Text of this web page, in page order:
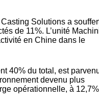
Solutions a
de 11%. L’unité
en Chine dans le
40% du total, est
devenu plus
opérationnelle, à